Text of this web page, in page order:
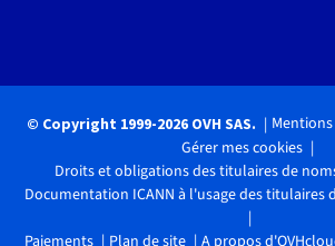
© Copyright 1999-2026 OVH SAS.
Gérer mes cookies
Droits et obligations des titulaires de
Documentation ICANN à l'usage des titulaires
Paiements Plan de site A propos